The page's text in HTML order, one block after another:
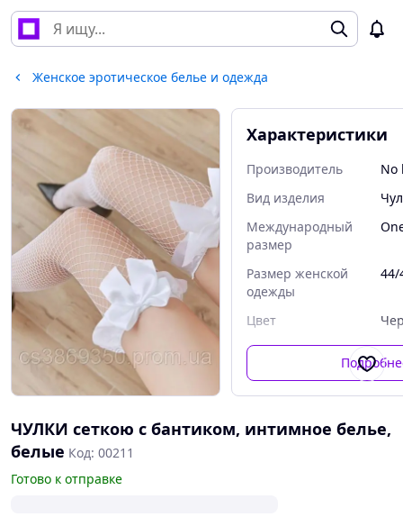
Женское эротическое белье и одежда
Характеристики
Производитель
No
Вид изделия
Международный
размер
Размер женской
одежды
44/
Цвет
ЧУЛКИ сеткою с бантиком, интимное белье,
белые Код: 00211
Готово к отправке